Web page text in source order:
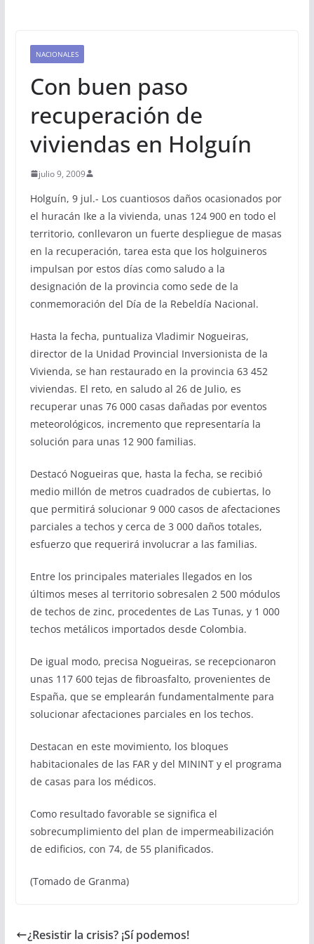
NACIONALES
Con buen paso
recuperación de
viviendas en Holguín
julio 9, 2009
Holguín, 9 jul.- Los cuantiosos daños ocasionados por
el huracán Ike a la vivienda, unas 124 900 en todo el
territorio, conllevaron un fuerte despliegue de masas
en la recuperación, tarea esta que los holguineros
impulsan por estos días como saludo a la
designación de la provincia como sede de la
conmemoración del Día de la Rebeldía Nacional.
Hasta la fecha, puntualiza Vladimir Nogueiras,
director de la Unidad Provincial Inversionista de la
Vivienda, se han restaurado en la provincia 63 452
viviendas. El reto, en saludo al 26 de Julio, es
recuperar unas 76 000 casas dañadas por eventos
meteorológicos, incremento que representaría la
solución para unas 12 900 familias.
Destacó Nogueiras que, hasta la fecha, se recibió
medio millón de metros cuadrados de cubiertas, lo
que permitirá solucionar 9 000 casos de afectaciones
parciales a techos y cerca de 3 000 daños totales,
esfuerzo que requerirá involucrar a las familias.
Entre los principales materiales llegados en los
últimos meses al territorio sobresalen 2 500 módulos
de techos de zinc, procedentes de Las Tunas, y 1 000
techos metálicos importados desde Colombia.
De igual modo, precisa Nogueiras, se recepcionaron
unas 117 600 tejas de fibroasfalto, provenientes de
España, que se emplearán fundamentalmente para
solucionar afectaciones parciales en los techos.
Destacan en este movimiento, los bloques
habitacionales de las FAR y del MININT y el programa
de casas para los médicos.
Como resultado favorable se significa el
sobrecumplimiento del plan de impermeabilización
de edificios, con 74, de 55 planificados.
(Tomado de Granma)
¿Resistir la crisis? ¡Sí podemos!